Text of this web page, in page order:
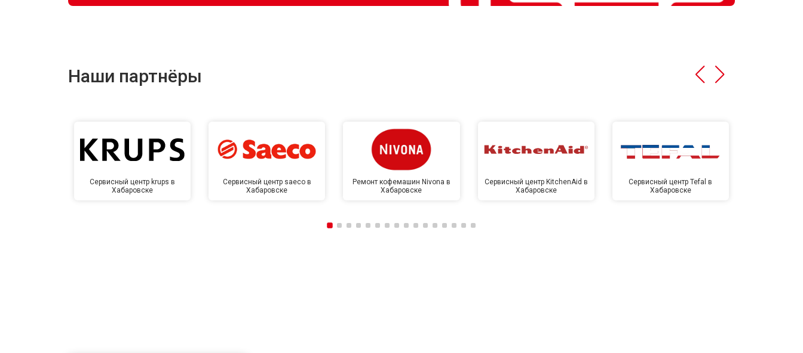
Наши партнёры
Сервисный центр krups в
Хабаровске
Сервисный центр saeco в
Хабаровске
Ремонт кофемашин Nivona в
Хабаровске
Сервисный центр KitchenAid в
Хабаровске
Сервисный центр Tefal в
Хабаровске